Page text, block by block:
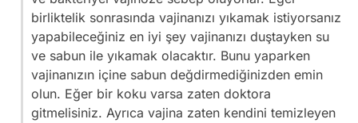
birliktelik sonrasında vajinanızı yıkamak istiyorsanız
yapabileceğiniz en iyi şey vajinanızı duştayken su
ve sabun ile yıkamak olacaktır. Bunu yaparken
vajinanızın içine sabun değdirmediğinizden emin
olun. Eğer bir koku varsa zaten doktora
gitmelisiniz. Ayrıca vajina zaten kendini temizleyen